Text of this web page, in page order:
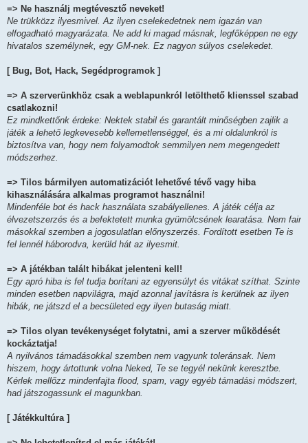
=> Ne használj megtévesztő neveket!
Ne trükközz ilyesmivel. Az ilyen cselekedetnek nem igazán van
elfogadható magyarázata. Ne add ki magad másnak, legfőképpen ne egy
hivatalos személynek, egy GM-nek. Ez nagyon súlyos cselekedet.
[ Bug, Bot, Hack, Segédprogramok ]
=> A szerverünkhöz csak a weblapunkról letölthető klienssel szabad
csatlakozni!
Ez mindkettőnk érdeke: Nektek stabil és garantált minőségben zajlik a
játék a lehető legkevesebb kellemetlenséggel, és a mi oldalunkról is
biztosítva van, hogy nem folyamodtok semmilyen nem megengedett
módszerhez.
=> Tilos bármilyen automatizációt lehetővé tévő vagy hiba
kihasználására alkalmas programot használni!
Mindenféle bot és hack használata szabályellenes. A játék célja az
élvezetszerzés és a befektetett munka gyümölcsének learatása. Nem fair
másokkal szemben a jogosulatlan előnyszerzés. Fordított esetben Te is
fel lennél háborodva, kerüld hát az ilyesmit.
=> A játékban talált hibákat jelenteni kell!
Egy apró hiba is fel tudja borítani az egyensúlyt és vitákat szíthat. Szinte
minden esetben napvilágra, majd azonnal javításra is kerülnek az ilyen
hibák, ne játszd el a becsületed egy ilyen butaság miatt.
=> Tilos olyan tevékenységet folytatni, ami a szerver működését
kockáztatja!
A nyilvános támadásokkal szemben nem vagyunk toleránsak. Nem
hiszem, hogy ártottunk volna Neked, Te se tegyél nekünk keresztbe.
Kérlek mellőzz mindenfajta flood, spam, vagy egyéb támadási módszert,
had játszogassunk el magunkban.
[ Játékkultúra ]